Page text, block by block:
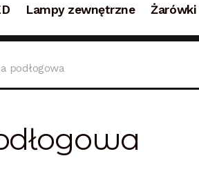
Lampy zewnętrzne Żarówki
podłogowa